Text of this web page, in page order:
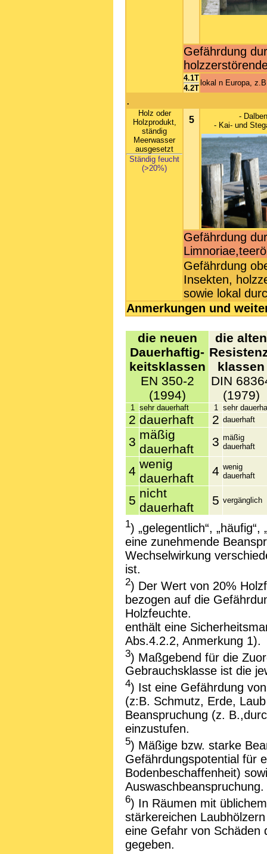
Gefährdung
4.1T
4.2T
lokal n Europa,
.
Holz oder
Holzprodukt,
ständig
Meerwasser
ausgesetzt
Ständig feucht
(>20%)
5
- Dalben
- Kai- und
Gefährdung
Gefährdung
Insekten,
sowie lokal
Anmerkungen und
die neuen
Dauerhaftig­
keits­klassen
EN 350-2
(1994)
die alten
klassen
DIN
(1979)
1 sehr dauerhaft 1 sehr
2 dauerhaft 2 dauerhaft
3
mäßig
dauerhaft
3 mäßig
dauerhaft
4
wenig
dauerhaft
4 wenig
dauerhaft
5
nicht
dauerhaft
5 vergänglich
1) „gelegentlich“,
eine zunehmende
Wechselwirkung
ist.
2) Der Wert von 20%
bezogen auf die
Holzfeuchte.
enthält eine
Abs.4.2.2, Anmerkung 1).
3) Maßgebend für die
Gebrauchsklasse ist die
4) Ist eine Gefährdung
(z:B. Schmutz, Erde,
Beanspruchung (z.
einzustufen.
5) Mäßige bzw. starke
Gefährdungspotential für
Bodenbeschaffenheit)
Auswaschbeanspruchung.
6) In Räumen mit
stärkereichen
eine Gefahr von Schäden
gegeben.